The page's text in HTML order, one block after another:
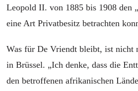
Leopold II. von 1885 bis 1908 den
eine Art Privatbesitz betrachten
Was für De Vriendt bleibt, ist nicht
in Brüssel. „Ich denke, dass die
den betroffenen afrikanischen